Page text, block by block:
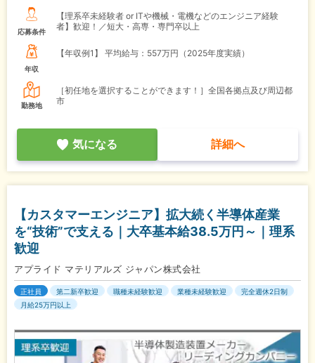
応募条件
【理系卒未経験者 or ITや機械・電機などのエンジニア経験
者】歓迎！／短大・高専・専門卒以上
年収
【年収例1】 平均給与：557万円（2025年度実績）
勤務地
［初任地を選択することができます！］全国各拠点及び周辺都
市
気になる 詳細へ
【カスタマーエンジニア】拡大続く半導体産業
を“技術”で支える｜大卒基本給38.5万円～｜理系
歓迎
アプライド マテリアルズ ジャパン株式会社
正社員 第二新卒歓迎 職種未経験歓迎 業種未経験歓迎
完全週休2日制
月給25万円以上